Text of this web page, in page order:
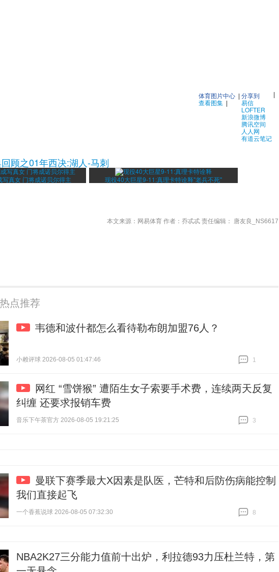
|
分享到
易信
LOFTER
新浪微博
腾讯空间
人人网
有道云笔记
体育图片中心 |
查看图集 |
回顾之01年西决:湖人-马刺
真女 门将成诺贝尔得主 现役40大巨星9-11:真理卡特诠释"老兵不死"
本文来源：网易体育 作者：乔忒忒 责任编辑： 唐友良_NS6617
热点推荐
韦德和波什都怎么看待勒布朗加盟76人？
小赖评球 2026-08-05 01:47:46
1
网红 “雪饼猴” 遭陌生女子索要手术费，连续两天反复
纠缠 还要求报销车费
音乐下午茶官方 2026-08-05 19:21:25
3
曼联下赛季最大X因素是队医，芒特和后防伤病能控制
我们直接起飞
一个香蕉说球 2026-08-05 07:32:30
8
NBA2K27三分能力值前十出炉，利拉德93力压杜兰特，第